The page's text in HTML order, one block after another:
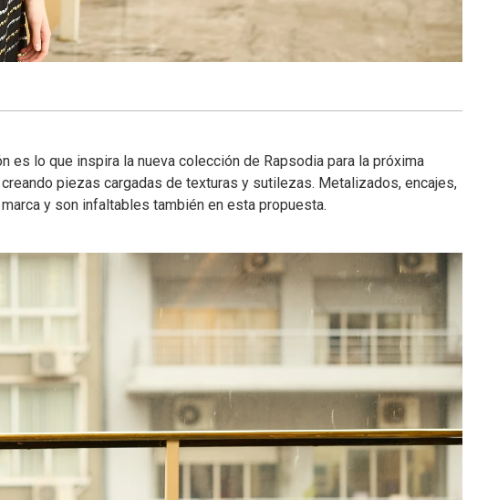
es lo que inspira la nueva colección de Rapsodia para la próxima
piezas cargadas de texturas y sutilezas. Metalizados, encajes,
y son infaltables también en esta propuesta.